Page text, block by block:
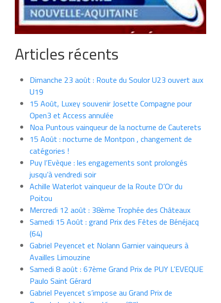
Articles récents
Dimanche 23 août : Route du Soulor U23 ouvert aux
U19
15 Août, Luxey souvenir Josette Compagne pour
Open3 et Access annulée
Noa Puntous vainqueur de la nocturne de Cauterets
15 Août : nocturne de Montpon , changement de
catégories !
Puy l’Evèque : les engagements sont prolongés
jusqu’à vendredi soir
Achille Waterlot vainqueur de la Route D’Or du
Poitou
Mercredi 12 août : 38ème Trophée des Châteaux
Samedi 15 Août : grand Prix des Fêtes de Bénéjacq
(64)
Gabriel Peyencet et Nolann Garnier vainqueurs à
Availles Limouzine
Samedi 8 août : 67ème Grand Prix de PUY L’EVEQUE
Paulo Saint Gérard
Gabriel Peyencet s’impose au Grand Prix de